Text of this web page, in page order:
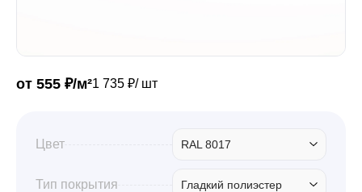
Профили для гипсокартона
от 555 ₽/м²1 735 ₽/ шт
Цвет RAL 8017
Тип покрытия Гладкий полиэстер